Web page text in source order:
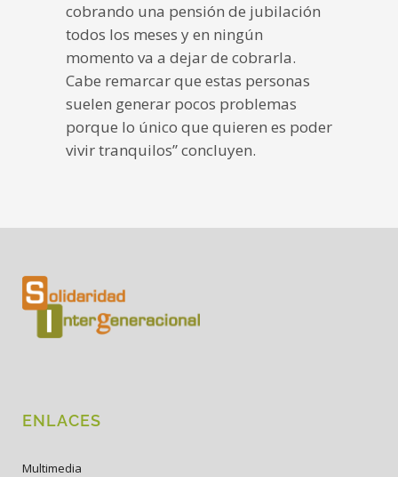
cobrando una pensión de jubilación
todos los meses y en ningún
momento va a dejar de cobrarla.
Cabe remarcar que estas personas
suelen generar pocos problemas
porque lo único que quieren es poder
vivir tranquilos” concluyen.
ENLACES
Multimedia